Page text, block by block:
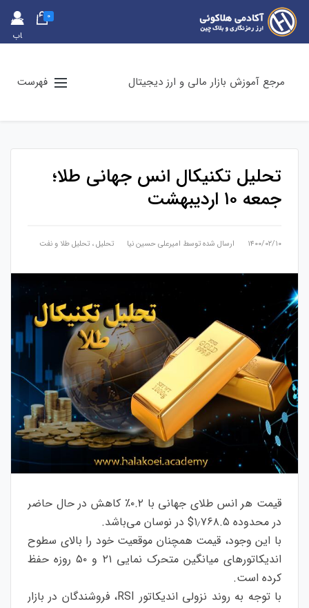
حس
اب
0
مرجع آموزش بازار مالی و ارز دیجیتال فهرست
تحلیل تکنیکال انس جهانی طلا؛
جمعه ۱۰ اردیبهشت
۱۴۰۰/۰۲/۱۰ ارسال شده توسط امیرعلی حسین نیا تحلیل، تحلیل طلا و نفت
قیمت هر انس طلای جهانی با ۰.۲٪ کاهش در حال حاضر
در محدوده ۱٫۷۶۸.۵$ در نوسان می‌باشد.
با این وجود، قیمت همچنان موقعیت خود را بالای سطوح
اندیکاتورهای میانگین متحرک نمایی ۲۱ و ۵۰ روزه حفظ
کرده است.
با توجه به روند نزولی اندیکاتور RSI، فروشندگان در بازار